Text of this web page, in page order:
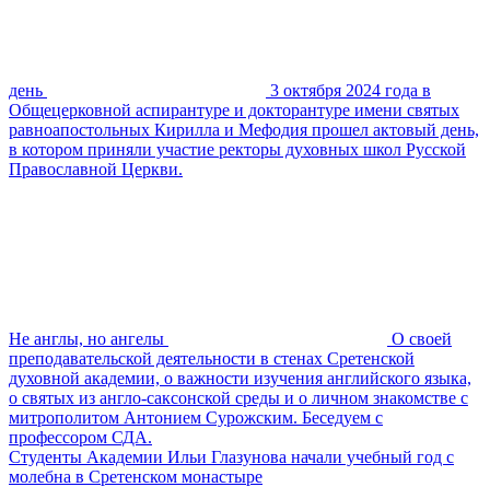
день
3 октября 2024 года в
Общецерковной аспирантуре и докторантуре имени святых
равноапостольных Кирилла и Мефодия прошел актовый день,
в котором приняли участие ректоры духовных школ Русской
Православной Церкви.
Не англы, но ангелы
О своей
преподавательской деятельности в стенах Сретенской
духовной академии, о важности изучения английского языка,
о святых из англо-саксонской среды и о личном знакомстве с
митрополитом Антонием Сурожским. Беседуем с
профессором СДА.
Студенты Академии Ильи Глазунова начали учебный год с
молебна в Сретенском монастыре